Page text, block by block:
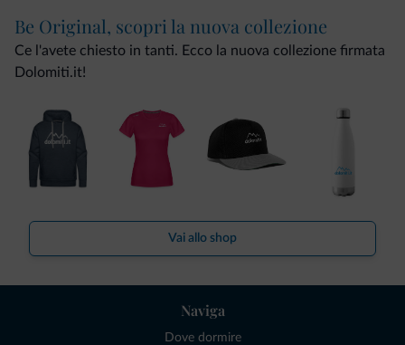
Be Original, scopri la nuova collezione
Ce l'avete chiesto in tanti. Ecco la nuova collezione firmata
Dolomiti.it!
Vai allo shop
Naviga
Dove dormire